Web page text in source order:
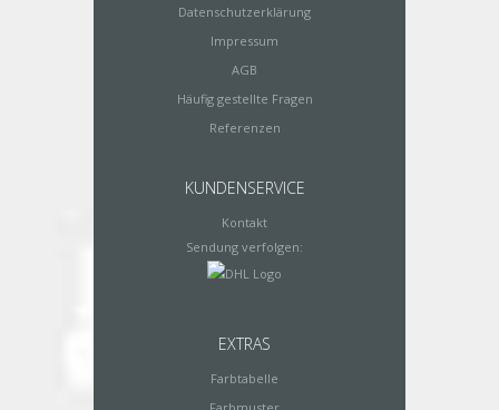
Datenschutzerklärung
Impressum
AGB
Häufig gestellte Fragen
Referenzen
KUNDENSERVICE
Kontakt
Sendung verfolgen:
EXTRAS
Farbtabelle